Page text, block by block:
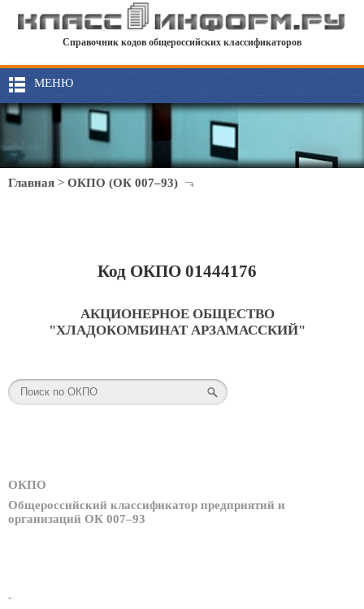
Справочник кодов общероссийских классификаторов
МЕНЮ
Главная > ОКПО (ОК 007–93)
Код ОКПО 01444176
АКЦИОНЕРНОЕ ОБЩЕСТВО
"ХЛАДОКОМБИНАТ АРЗАМАССКИЙ"
ОКПО
Общероссийский классификатор предприятий и
организаций ОК 007–93
-